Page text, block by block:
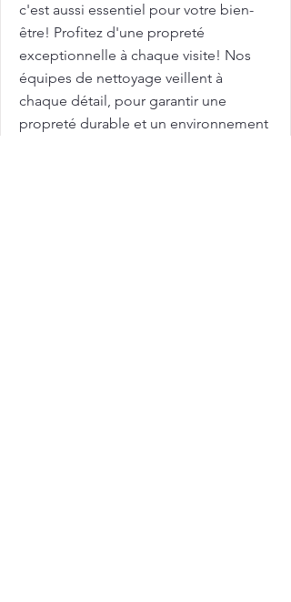
c'est aussi essentiel pour votre bien-
être! Profitez d'une propreté
exceptionnelle à chaque visite! Nos
équipes de nettoyage veillent à
chaque détail, pour garantir une
propreté durable et un environnement